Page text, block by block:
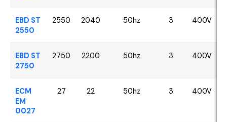
EBD ST
2550
2550 2040 50hz 3 400V
EBD ST
2750
2750 2200 50hz 3 400V
ECM
EM
0027
27 22 50hz 3 400V